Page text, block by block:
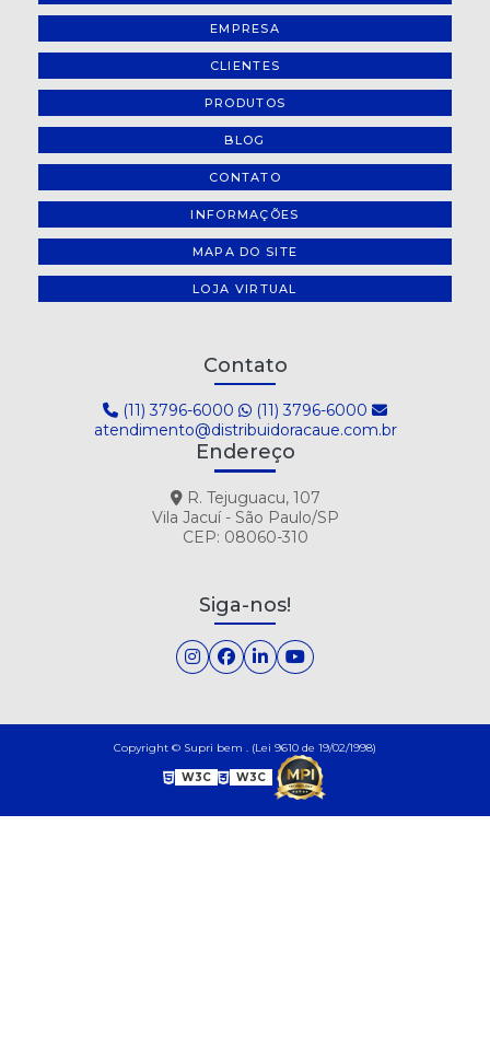
EMPRESA
CLIENTES
PRODUTOS
BLOG
CONTATO
INFORMAÇÕES
MAPA DO SITE
LOJA VIRTUAL
Contato
(11) 3796-6000
(11) 3796-6000
atendimento@distribuidoracaue.com.br
Endereço
R. Tejuguacu, 107
Vila Jacuí - São Paulo/SP
CEP: 08060-310
Siga-nos!
Copyright © Supri bem . (Lei 9610 de 19/02/1998)
W3C W3C